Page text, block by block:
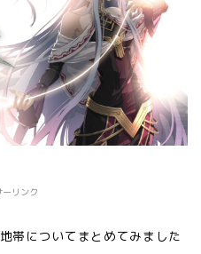
ーリンク
帯についてまとめてみました